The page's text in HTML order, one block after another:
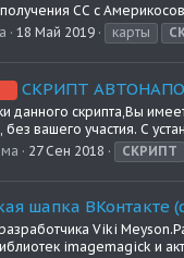
СС с
18 Май 2019 карты
СКРИПТ
данного скрипта,Вы
без вашего участия. С
27 Сен 2018 СКРИПТ
шапка ВКонтакте
разработчика Viki
imagemagick и